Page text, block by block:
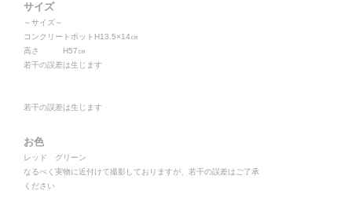
サイズ
～サイズ～
コンクリートポットH13.5×14㎝
高さ H57㎝
若干の誤差は生じます
若干の誤差は生じます
お色
レッド グリーン
なるべく実物に近付けて撮影しておりますが、若干の誤差はご了承
ください